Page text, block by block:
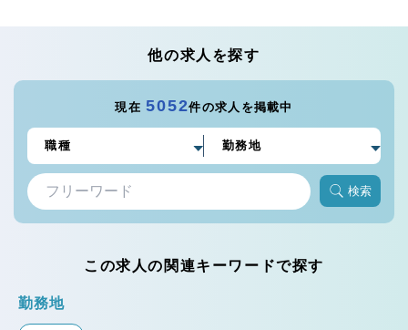
他の求人を探す
現在5052件の求人を掲載中
検索
この求人の関連キーワードで探す
勤務地